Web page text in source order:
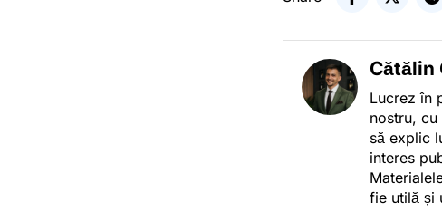
Cătălin
Lucrez în
nostru,
să explic
interes
fie utilă și